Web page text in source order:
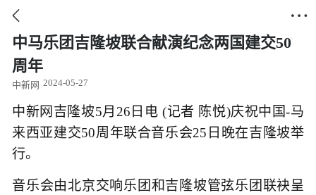
 
中马乐团吉隆坡联合献演纪念两国建交50
周年
中新网 2024-05-27
中新网吉隆坡5月26日电 (记者 陈悦)庆祝中国-马
来西亚建交50周年联合音乐会25日晚在吉隆坡举
行。
音乐会由北京交响乐团和吉隆坡管弦乐团联袂呈